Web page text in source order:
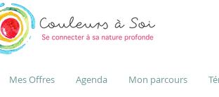
Mes Offres Agenda Mon parcours